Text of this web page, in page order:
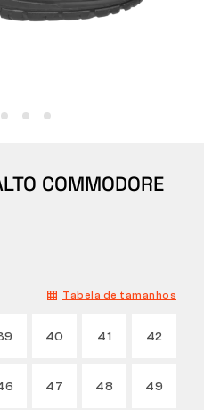
COMMODORE
Tabela de tamanhos
40 41 42
47 48 49